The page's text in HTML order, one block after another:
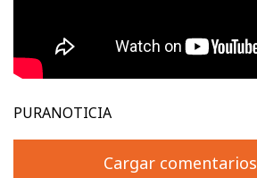
PURANOTICIA
Cargar comentarios